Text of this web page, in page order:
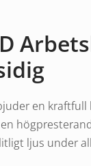
en
ljus under